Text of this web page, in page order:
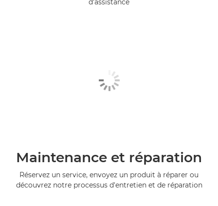
d'assistance
Maintenance et réparation
Réservez un service, envoyez un produit à réparer ou
découvrez notre processus d'entretien et de réparation